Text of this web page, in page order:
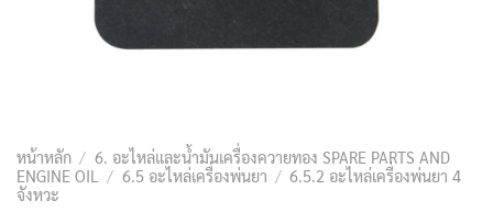
หน้าหลัก / 6. อะไหล่และน้ำมันเครื่องควายทอง SPARE PARTS AND
ENGINE OIL
/ 6.5 อะไหล่เครื่องพ่นยา / 6.5.2 อะไหล่เครื่องพ่นยา 4
จังหวะ